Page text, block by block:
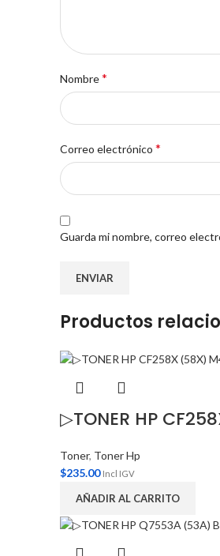
Nombre*
Correo electrónico *
Guarda mi nombre, correo
Productos
▷TONER HP
Toner, Toner Hp
$235.00 Incl IGV
AÑADIR AL CARRITO